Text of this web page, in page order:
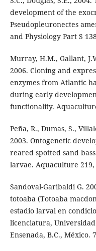
development of the
Pseudopleuronectes
and Physiology Part S
Murray, H.M., Gallant,
2006. Cloning and
enzymes from Atlantic
during early
functionality.
Peña, R., Dumas, S.,
2003. Ontogenetic
reared spotted sand
larvae. Aquaculture 219,
Sandoval-Garibaldi G.
totoaba (Totoaba
estadio larval en
licenciatura,
Ensenada, B.C., México.